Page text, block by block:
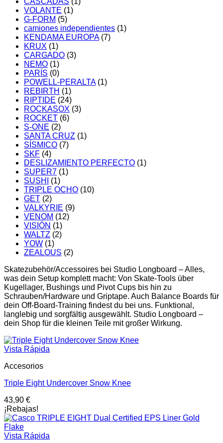
VOLANTE (1)
G-FORM (5)
camiones independientes (1)
KENDAMA EUROPA (7)
KRUX (1)
CARGADO (3)
NEMO (1)
PARÍS (0)
POWELL-PERALTA (1)
REBIRTH (1)
RIPTIDE (24)
ROCKASOX (3)
ROCKET (6)
S-ONE (2)
SANTA CRUZ (1)
SÍSMICO (7)
SKF (4)
DESLIZAMIENTO PERFECTO (1)
SUPER7 (1)
SUSHI
(1)
TRIPLE OCHO (10)
GET (2)
VALKYRIE (9)
VENOM (12)
VISIÓN (1)
WALTZ (2)
YOW (1)
ZEALOUS (2)
Skatezubehör/Accessoires bei Studio Longboard – Alles,
was dein Setup komplett macht: Von Skate-Tools über
Kugellager, Bushings und Pivot Cups bis hin zu
Schrauben/Hardware und Griptape. Auch Balance Boards für
dein Off-Board-Training findest du bei uns. Funktional,
langlebig und sorgfältig ausgewählt. Studio Longboard –
dein Shop für die kleinen Teile mit großer Wirkung.
Vista Rápida
Accesorios
Triple Eight Undercover Snow Knee
43,90 €
¡Rebajas!
Vista Rápida